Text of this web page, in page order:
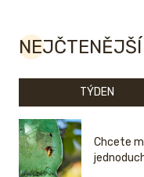
NEJČTENĚJŠÍ
TÝDEN
Chcete